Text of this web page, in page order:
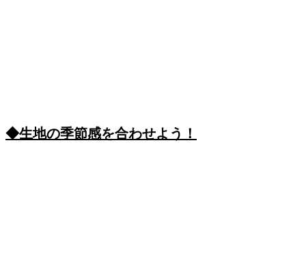
◆生地の季節感を合わせよう！